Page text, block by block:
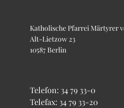
Katholische Pfarrei Märtyrer
Alt-Lietzow 23
10587 Berlin
Telefon: 34 79 33-0
Telefax: 34 79 33-20